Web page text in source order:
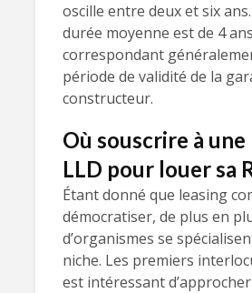
oscille entre deux et six
durée moyenne est de 4 ans
correspondant
période de validité de la
constructeur.
Où souscrire à une
LLD pour louer sa
Étant donné que leasing
démocratiser, de plus en
d’organismes se
niche. Les premiers
est intéressant